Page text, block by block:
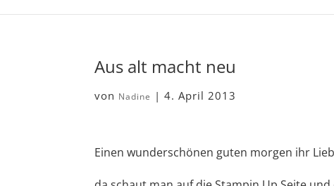
Aus alt macht neu
von Nadine |4. April 2013
Einen wunderschönen guten morgen ihr